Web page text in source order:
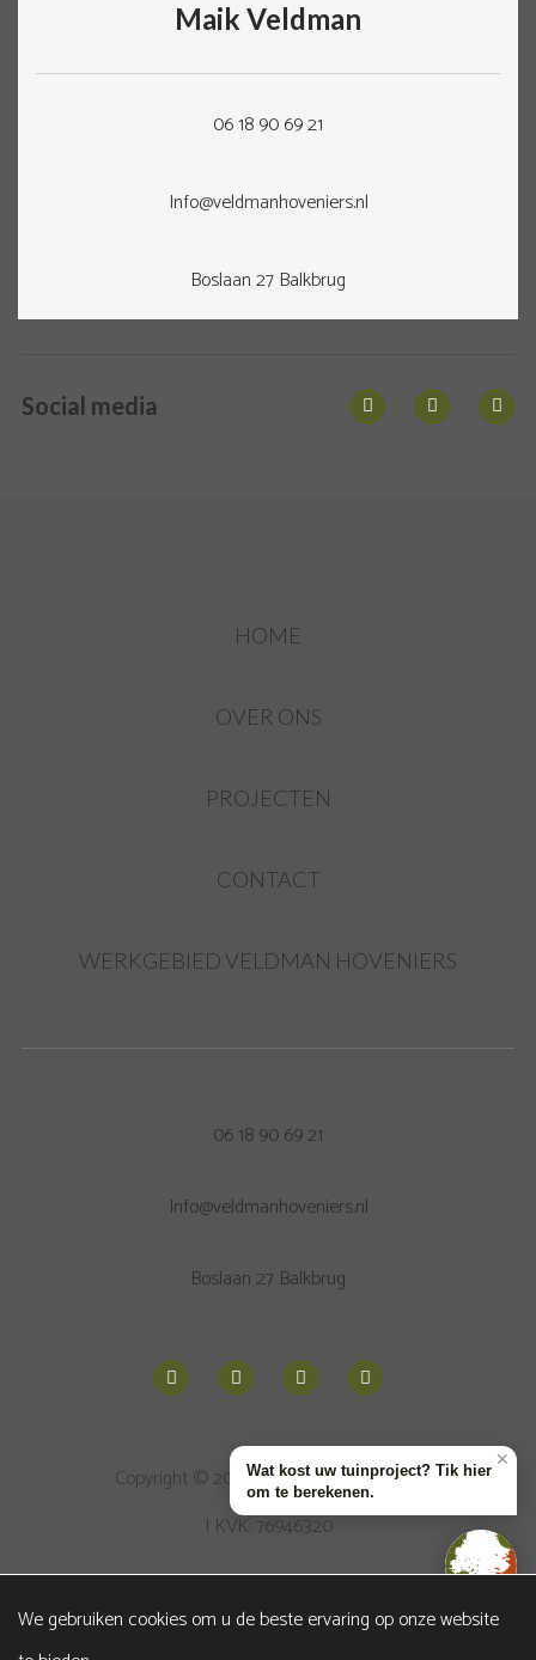
Maik Veldman
06 18 90 69 21
Info@veldmanhoveniers.nl
Boslaan 27 Balkbrug
Social media
HOME
OVER ONS
PROJECTEN
CONTACT
WERKGEBIED VELDMAN HOVENIERS
06 18 90 69 21
Info@veldmanhoveniers.nl
Boslaan 27 Balkbrug
Copyright © 2026Veldman Hoveniers
| KVK: 76946320
Beoordelingdoor klanten:5/5|19beoordelingen
We gebruiken cookies om u de beste ervaring op onze website
✕
Wat kost uw tuinproject? Tik hier
om te berekenen.